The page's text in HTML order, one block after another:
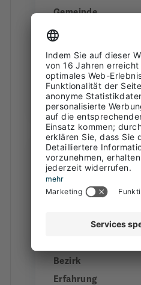
Gemeinde
Bezirk
FULLTIME
Unternehmen
Bezirk
Erfahrung